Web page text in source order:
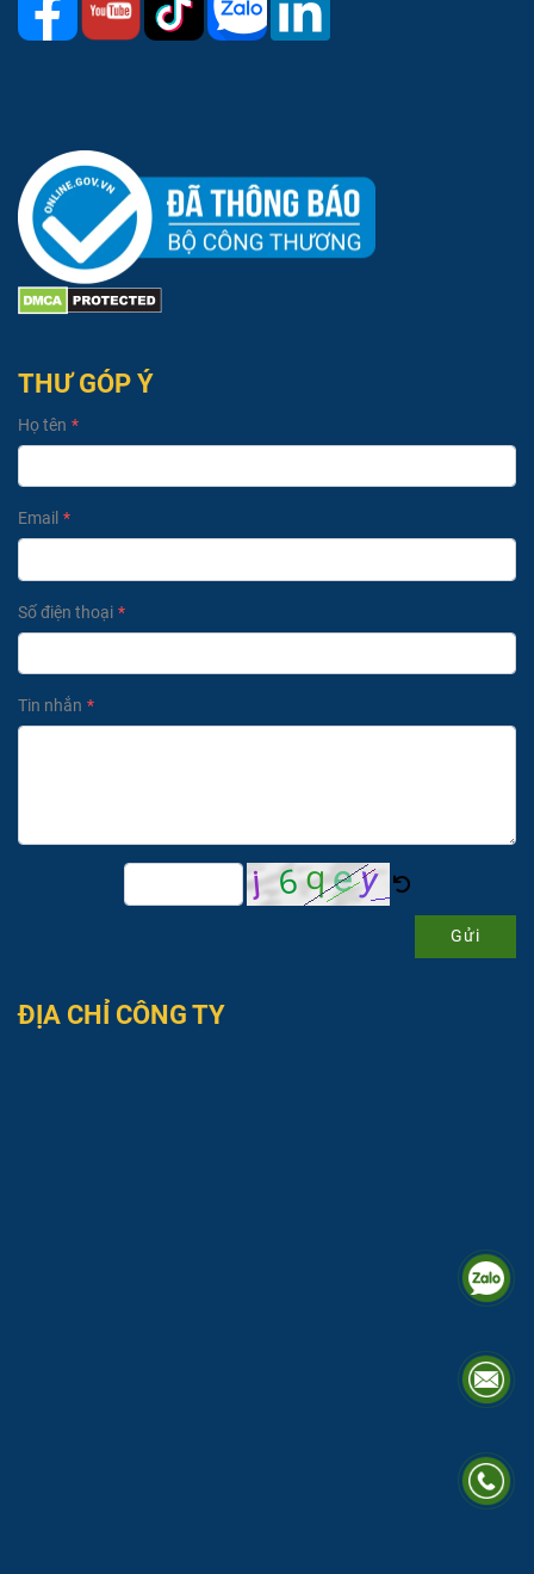
THƯ GÓP Ý
Họ tên
Email
Số điện thoại
Tin nhắn
Gửi
ĐỊA CHỈ CÔNG TY